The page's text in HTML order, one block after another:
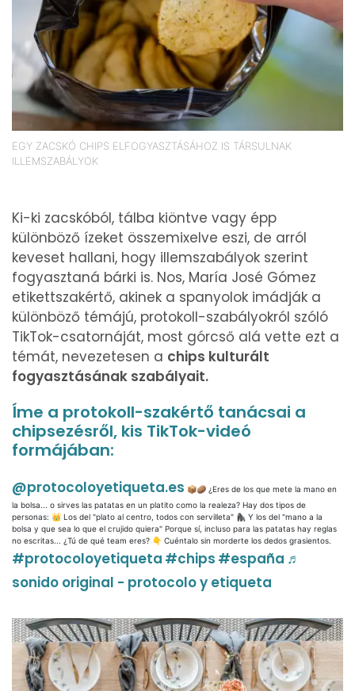
EGY ZACSKÓ CHIPS ELFOGYASZTÁSÁHOZ IS TÁRSULNAK
ILLEMSZABÁLYOK
Ki-ki zacskóból, tálba kiöntve vagy épp
különböző ízeket összemixelve eszi, de arról
keveset hallani, hogy illemszabályok szerint
fogyasztaná bárki is. Nos, María José Gómez
etikettszakértő, akinek a spanyolok imádják a
különböző témájú, protokoll-szabályokról szóló
TikTok-csatornáját, most górcső alá vette ezt a
témát, nevezetesen a chips kulturált
fogyasztásának szabályait.
Íme a protokoll-szakértő tanácsai a
chipsezésről, kis TikTok-videó
formájában:
@protocoloyetiqueta.es 📦🥔 ¿Eres de los que mete la mano en
la bolsa... o sirves las patatas en un platito como la realeza? Hay dos tipos de
personas: 👑 Los del "plato al centro, todos con servilleta" 🦍 Y los del "mano a la
bolsa y que sea lo que el crujido quiera" Porque sí, incluso para las patatas hay reglas
no escritas... ¿Tú de qué team eres? 👇 Cuéntalo sin morderte los dedos grasientos.
#protocoloyetiqueta #chips #españa ♬
sonido original - protocolo y etiqueta